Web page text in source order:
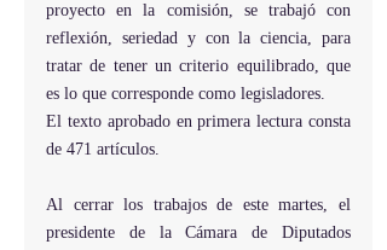
proyecto en la comisión, se trabajó con
reflexión, seriedad y con la ciencia, para
tratar de tener un criterio equilibrado, que
es lo que corresponde como legisladores.
El texto aprobado en primera lectura consta
de 471 artículos.
Al cerrar los trabajos de este martes, el
presidente de la Cámara de Diputados